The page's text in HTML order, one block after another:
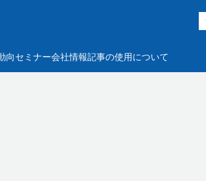
向セミナー会社情報記事の使用について